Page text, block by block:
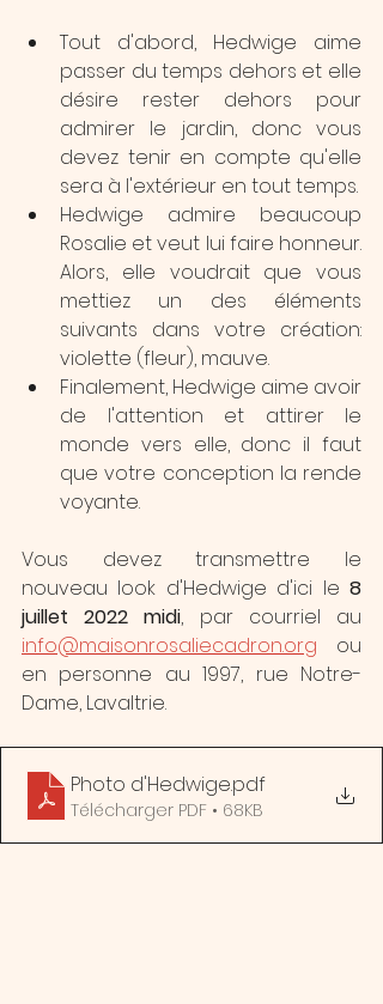
Tout d'abord, Hedwige aime
passer du temps dehors et elle
désire rester dehors pour
admirer le jardin, donc vous
devez tenir en compte qu'elle
sera à l'extérieur en tout temps.
Hedwige admire beaucoup
Rosalie et veut lui faire honneur.
Alors, elle voudrait que vous
mettiez un des éléments
suivants dans votre création:
violette (fleur), mauve.
Finalement, Hedwige aime avoir
de l'attention et attirer le
monde vers elle, donc il faut
que votre conception la rende
voyante.
Vous devez transmettre le
nouveau look d'Hedwige d'ici le 8
juillet 2022 midi
info@maisonrosaliecadron.org ou
en personne au 1997, rue Notre-
Dame, Lavaltrie.
Photo d'Hedwige.pdf
Télécharger PDF • 68KB